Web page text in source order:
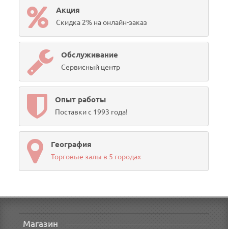
Акция
Скидка 2% на онлайн-заказ
Обслуживание
Сервисный центр
Опыт работы
Поставки с 1993 года!
География
Торговые залы в 5 городах
Магазин